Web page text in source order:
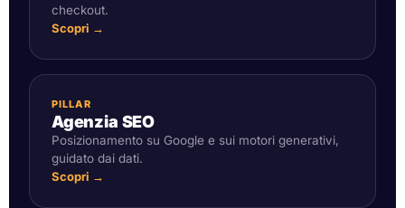
checkout.
Scopri →
PILLAR
Agenzia SEO
Posizionamento su Google e sui motori generativi,
guidato dai dati.
Scopri →